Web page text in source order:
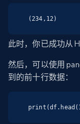
(234,12)
此时，你已成功从
然后，可以使用
到的前十行数据：